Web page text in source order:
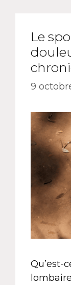
Le
9
Qu’est-